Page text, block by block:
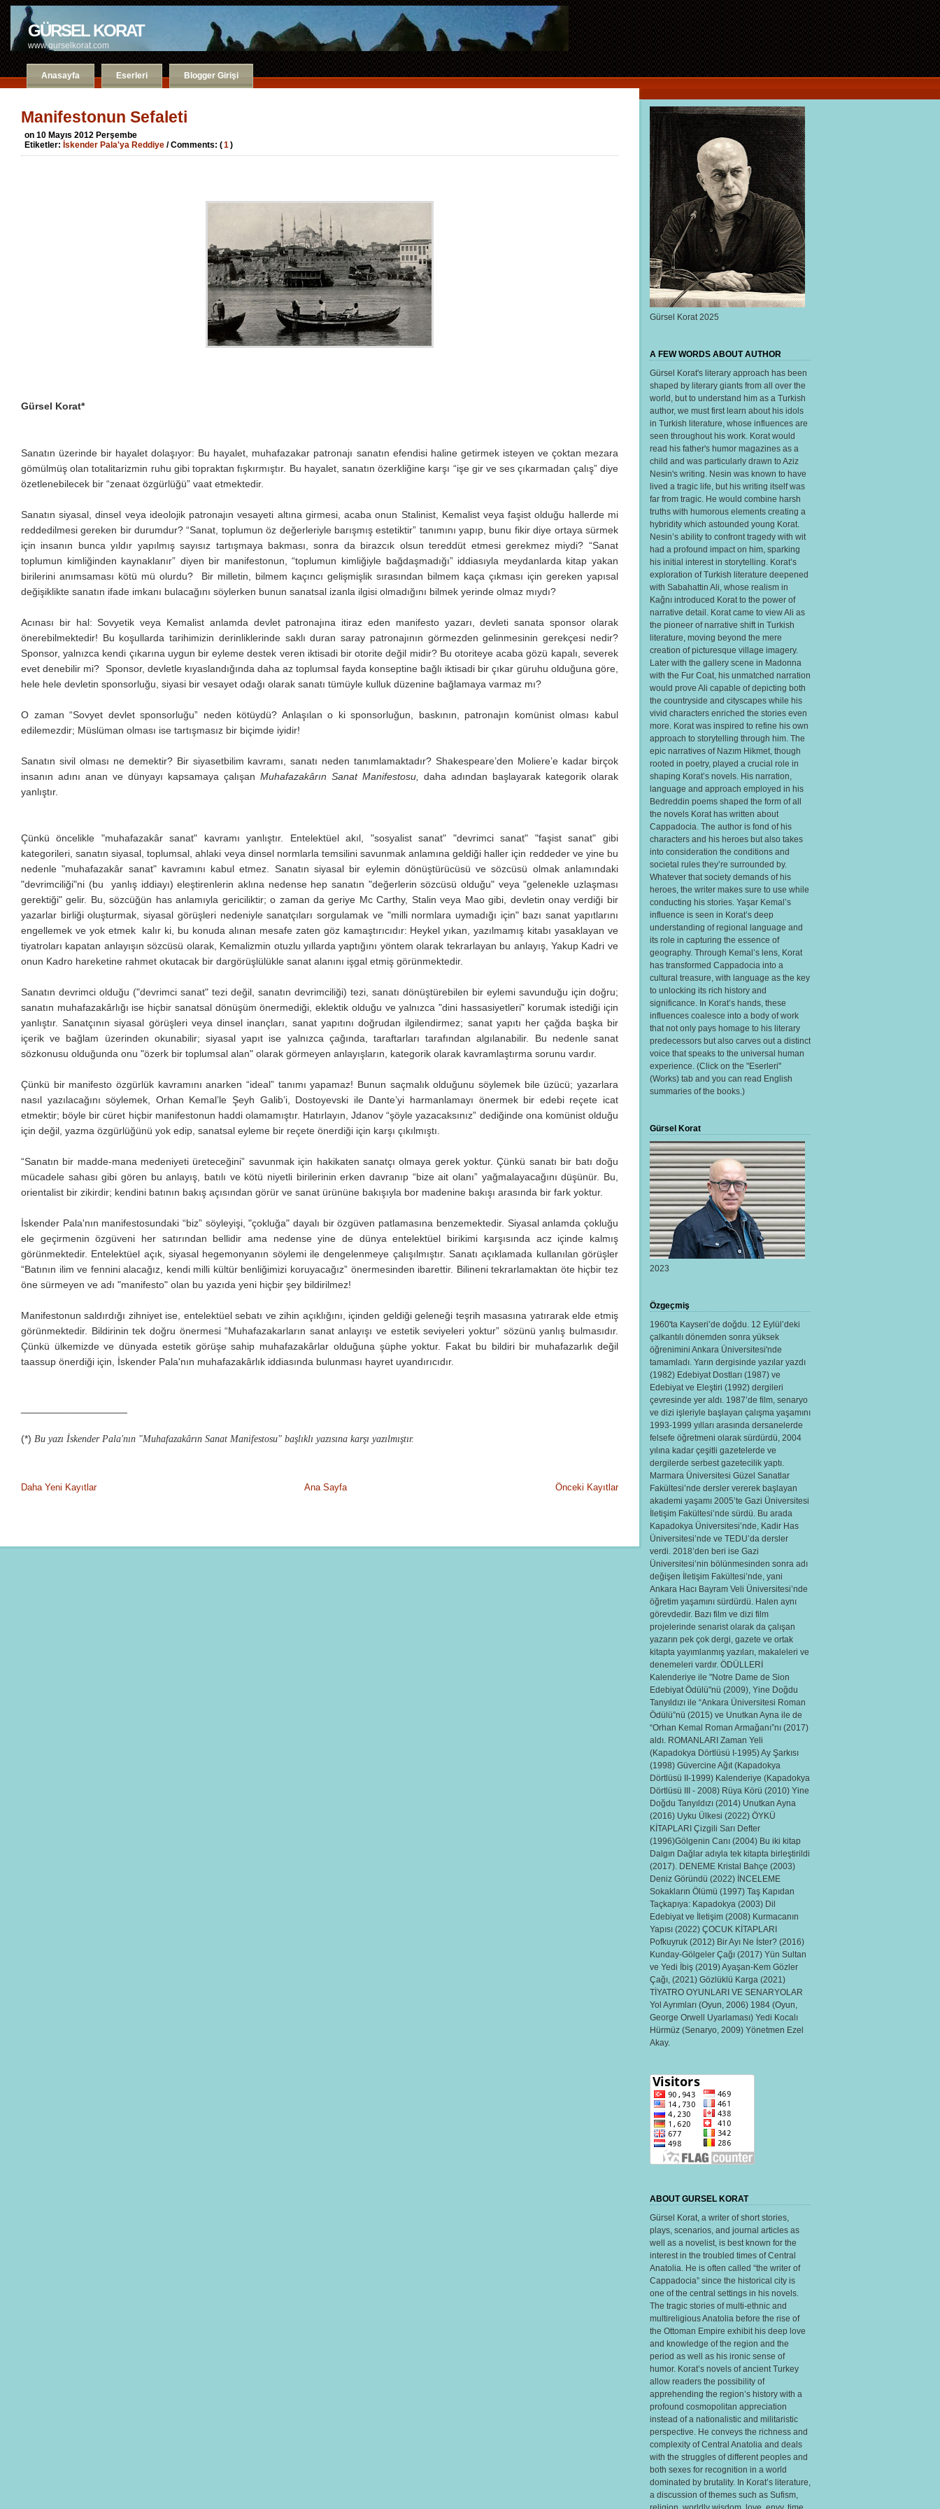
GÜRSEL KORAT
www.gurselkorat.com
Anasayfa Eserleri Blogger Girişi
Manifestonun Sefaleti
on 10 Mayıs 2012 Perşembe
Etiketler: İskender Pala'ya Reddiye / Comments: (1)
Gürsel Korat*
Sanatın üzerinde bir hayalet dolaşıyor: Bu hayalet, muhafazakar patronajı sanatın efendisi haline getirmek isteyen ve çoktan mezara
gömülmüş olan totalitarizmin ruhu gibi topraktan fışkırmıştır. Bu hayalet, sanatın özerkliğine karşı “işe gir ve ses çıkarmadan çalış” diye
özetlenebilecek bir “zenaat özgürlüğü” vaat etmektedir.
Sanatın siyasal, dinsel veya ideolojik patronajın vesayeti altına girmesi, acaba onun Stalinist, Kemalist veya faşist olduğu hallerde mi
reddedilmesi gereken bir durumdur? “Sanat, toplumun öz değerleriyle barışmış estetiktir” tanımını yapıp, bunu fikir diye ortaya sürmek
için insanın bunca yıldır yapılmış sayısız tartışmaya bakması, sonra da birazcık olsun tereddüt etmesi gerekmez miydi? “Sanat
toplumun kimliğinden kaynaklanır” diyen bir manifestonun, “toplumun kimliğiyle bağdaşmadığı” iddiasıyla meydanlarda kitap yakan
birilerini anımsaması kötü mü olurdu? Bir milletin, bilmem kaçıncı gelişmişlik sırasından bilmem kaça çıkması için gereken yapısal
değişiklikte sanatın ifade imkanı bulacağını söylerken bunun sanatsal izanla ilgisi olmadığını bilmek yerinde olmaz mıydı?
Acınası bir hal: Sovyetik veya Kemalist anlamda devlet patronajına itiraz eden manifesto yazarı, devleti sanata sponsor olarak
önerebilmektedir! Bu koşullarda tarihimizin derinliklerinde saklı duran saray patronajının görmezden gelinmesinin gerekçesi nedir?
Sponsor, yalnızca kendi çıkarına uygun bir eyleme destek veren iktisadi bir otorite değil midir? Bu otoriteye acaba gözü kapalı, severek
evet denebilir mi? Sponsor, devletle kıyaslandığında daha az toplumsal fayda konseptine bağlı iktisadi bir çıkar güruhu olduğuna göre,
hele hele devletin sponsorluğu, siyasi bir vesayet odağı olarak sanatı tümüyle kulluk düzenine bağlamaya varmaz mı?
O zaman “Sovyet devlet sponsorluğu” neden kötüydü? Anlaşılan o ki sponsorluğun, baskının, patronajın komünist olması kabul
edilemezdir; Müslüman olması ise tartışmasız bir biçimde iyidir!
Sanatın sivil olması ne demektir? Bir siyasetbilim kavramı, sanatı neden tanımlamaktadır? Shakespeare’den Moliere’e kadar birçok
insanın adını anan ve dünyayı kapsamaya çalışan Muhafazakârın Sanat Manifestosu,
daha adından başlayarak kategorik olarak
yanlıştır.
Çünkü öncelikle "muhafazakâr sanat" kavramı yanlıştır. Entelektüel akıl, "sosyalist sanat" "devrimci sanat" "faşist sanat" gibi
kategorileri, sanatın siyasal, toplumsal, ahlaki veya dinsel normlarla temsilini savunmak anlamına geldiği haller için reddeder ve yine bu
nedenle "muhafazakâr sanat" kavramını kabul etmez. Sanatın siyasal bir eylemin dönüştürücüsü ve sözcüsü olmak anlamındaki
"devrimciliği"ni (bu yanlış iddiayı) eleştirenlerin aklına nedense hep sanatın "değerlerin sözcüsü olduğu" veya "gelenekle uzlaşması
gerektiği" gelir. Bu, sözcüğün has anlamıyla gericiliktir; o zaman da geriye Mc Carthy, Stalin veya Mao gibi, devletin onay verdiği bir
yazarlar birliği oluşturmak, siyasal görüşleri nedeniyle sanatçıları sorgulamak ve "milli normlara uymadığı için" bazı sanat yapıtlarını
engellemek ve yok etmek kalır ki, bu konuda alınan mesafe zaten göz kamaştırıcıdır: Heykel yıkan, yazılmamış kitabı yasaklayan ve
tiyatroları kapatan anlayışın sözcüsü olarak, Kemalizmin otuzlu yıllarda yaptığını yöntem olarak tekrarlayan bu anlayış, Yakup Kadri ve
onun Kadro hareketine rahmet okutacak bir dargörüşlülükle sanat alanını işgal etmiş görünmektedir.
Sanatın devrimci olduğu ("devrimci sanat" tezi değil, sanatın devrimciliği) tezi, sanatı dönüştürebilen bir eylemi savunduğu için doğru;
sanatın muhafazakârlığı ise hiçbir sanatsal dönüşüm önermediği, eklektik olduğu ve yalnızca "dini hassasiyetleri" korumak istediği için
yanlıştır. Sanatçının siyasal görüşleri veya dinsel inançları, sanat yapıtını doğrudan ilgilendirmez; sanat yapıtı her çağda başka bir
içerik ve bağlam üzerinden okunabilir; siyasal yapıt ise yalnızca çağında, taraftarları tarafından algılanabilir. Bu nedenle sanat
sözkonusu olduğunda onu "özerk bir toplumsal alan" olarak görmeyen anlayışların, kategorik olarak kavramlaştırma sorunu vardır.
Çünkü bir manifesto özgürlük kavramını anarken “ideal” tanımı yapamaz! Bunun saçmalık olduğunu söylemek bile üzücü; yazarlara
nasıl yazılacağını söylemek, Orhan Kemal’le Şeyh Galib’i, Dostoyevski ile Dante’yi harmanlamayı önermek bir edebi reçete icat
etmektir; böyle bir cüret hiçbir manifestonun haddi olamamıştır. Hatırlayın, Jdanov “şöyle yazacaksınız” dediğinde ona komünist olduğu
için değil, yazma özgürlüğünü yok edip, sanatsal eyleme bir reçete önerdiği için karşı çıkılmıştı.
“Sanatın bir madde-mana medeniyeti üreteceğini” savunmak için hakikaten sanatçı olmaya gerek yoktur. Çünkü sanatı bir batı doğu
mücadele sahası gibi gören bu anlayış, batılı ve kötü niyetli birilerinin erken davranıp “bize ait olanı” yağmalayacağını düşünür. Bu,
orientalist bir zikirdir; kendini batının bakış açısından görür ve sanat ürününe bakışıyla bor madenine bakışı arasında bir fark yoktur.
İskender Pala'nın manifestosundaki “biz” söyleyişi, "çokluğa" dayalı bir özgüven patlamasına benzemektedir. Siyasal anlamda çokluğu
ele geçirmenin özgüveni her satırından bellidir ama nedense yine de dünya entelektüel birikimi karşısında acz içinde kalmış
görünmektedir. Entelektüel açık, siyasal hegemonyanın söylemi ile dengelenmeye çalışılmıştır. Sanatı açıklamada kullanılan görüşler
“Batının ilim ve fennini alacağız, kendi milli kültür benliğimizi koruyacağız” önermesinden ibarettir. Bilineni tekrarlamaktan öte hiçbir tez
öne sürmeyen ve adı "manifesto" olan bu yazıda yeni hiçbir şey bildirilmez!
Manifestonun saldırdığı zihniyet ise, entelektüel sebatı ve zihin açıklığını, içinden geldiği geleneği teşrih masasına yatırarak elde etmiş
görünmektedir. Bildirinin tek doğru önermesi “Muhafazakarların sanat anlayışı ve estetik seviyeleri yoktur” sözünü yanlış bulmasıdır.
Çünkü ülkemizde ve dünyada estetik görüşe sahip muhafazakârlar olduğuna şüphe yoktur. Fakat bu bildiri bir muhafazarlık değil
taassup önerdiği için, İskender Pala'nın muhafazakârlık iddiasında bulunması hayret uyandırıcıdır.
(*) Bu yazı İskender Pala'nın "Muhafazakârın Sanat Manifestosu" başlıklı yazısına karşı yazılmıştır.
Daha Yeni Kayıtlar Önceki Kayıtlar
Ana Sayfa
Gürsel Korat 2025
A FEW WORDS ABOUT AUTHOR
Gürsel Korat's literary approach has been
shaped by literary giants from all over the
world, but to understand him as a Turkish
author, we must first learn about his idols
in Turkish literature, whose influences are
seen throughout his work. Korat would
read his father's humor magazines as a
child and was particularly drawn to Aziz
Nesin's writing. Nesin was known to have
lived a tragic life, but his writing itself was
far from tragic. He would combine harsh
truths with humorous elements creating a
hybridity which astounded young Korat.
Nesin’s ability to confront tragedy with wit
had a profound impact on him, sparking
his initial interest in storytelling. Korat’s
exploration of Turkish literature deepened
with Sabahattin Ali, whose realism in
Kağnı introduced Korat to the power of
narrative detail. Korat came to view Ali as
the pioneer of narrative shift in Turkish
literature, moving beyond the mere
creation of picturesque village imagery.
Later with the gallery scene in Madonna
with the Fur Coat, his unmatched narration
would prove Ali capable of depicting both
the countryside and cityscapes while his
vivid characters enriched the stories even
more. Korat was inspired to refine his own
approach to storytelling through him. The
epic narratives of Nazım Hikmet, though
rooted in poetry, played a crucial role in
shaping Korat’s novels. His narration,
language and approach employed in his
Bedreddin poems shaped the form of all
the novels Korat has written about
Cappadocia. The author is fond of his
characters and his heroes but also takes
into consideration the conditions and
societal rules they’re surrounded by.
Whatever that society demands of his
heroes, the writer makes sure to use while
conducting his stories. Yaşar Kemal’s
influence is seen in Korat’s deep
understanding of regional language and
its role in capturing the essence of
geography. Through Kemal’s lens, Korat
has transformed Cappadocia into a
cultural treasure, with language as the key
to unlocking its rich history and
significance. In Korat’s hands, these
influences coalesce into a body of work
that not only pays homage to his literary
predecessors but also carves out a distinct
voice that speaks to the universal human
experience. (Click on the "Eserleri"
(Works) tab and you can read English
summaries of the books.)
Gürsel Korat
2023
Özgeçmiş
1960'ta Kayseri’de doğdu. 12 Eylül’deki
çalkantılı dönemden sonra yüksek
öğrenimini Ankara Üniversitesi'nde
tamamladı. Yarın dergisinde yazılar yazdı
(1982) Edebiyat Dostları (1987) ve
Edebiyat ve Eleştiri (1992) dergileri
çevresinde yer aldı. 1987’de film, senaryo
ve dizi işleriyle başlayan çalışma yaşamını
1993-1999 yılları arasında dersanelerde
felsefe öğretmeni olarak sürdürdü, 2004
yılına kadar çeşitli gazetelerde ve
dergilerde serbest gazetecilik yaptı.
Marmara Üniversitesi Güzel Sanatlar
Fakültesi’nde dersler vererek başlayan
akademi yaşamı 2005’te Gazi Üniversitesi
İletişim Fakültesi’nde sürdü. Bu arada
Kapadokya Üniversitesi’nde, Kadir Has
Üniversitesi’nde ve TEDU’da dersler
verdi. 2018’den beri ise Gazi
Üniversitesi’nin bölünmesinden sonra adı
değişen İletişim Fakültesi’nde, yani
Ankara Hacı Bayram Veli Üniversitesi’nde
öğretim yaşamını sürdürdü. Halen aynı
görevdedir. Bazı film ve dizi film
projelerinde senarist olarak da çalışan
yazarın pek çok dergi, gazete ve ortak
kitapta yayımlanmış yazıları, makaleleri ve
denemeleri vardır. ÖDÜLLERİ
Kalenderiye ile "Notre Dame de Sion
Edebiyat Ödülü"nü (2009), Yine Doğdu
Tanyıldızı ile “Ankara Üniversitesi Roman
Ödülü”nü (2015) ve Unutkan Ayna ile de
“Orhan Kemal Roman Armağanı”nı (2017)
aldı. ROMANLARI Zaman Yeli
(Kapadokya Dörtlüsü I-1995) Ay Şarkısı
(1998) Güvercine Ağıt (Kapadokya
Dörtlüsü II-1999) Kalenderiye (Kapadokya
Dörtlüsü III - 2008) Rüya Körü (2010) Yine
Doğdu Tanyıldızı (2014) Unutkan Ayna
(2016) Uyku Ülkesi (2022) ÖYKÜ
KİTAPLARI Çizgili Sarı Defter
(1996)Gölgenin Canı (2004) Bu iki kitap
Dalgın Dağlar adıyla tek kitapta birleştirildi
(2017). DENEME Kristal Bahçe (2003)
Deniz Göründü (2022) İNCELEME
Sokakların Ölümü (1997) Taş Kapıdan
Taçkapıya: Kapadokya (2003) Dil
Edebiyat ve İletişim (2008) Kurmacanın
Yapısı (2022) ÇOCUK KİTAPLARI
Pofkuyruk (2012) Bir Ayı Ne İster? (2016)
Kunday-Gölgeler Çağı (2017) Yün Sultan
ve Yedi İbiş (2019) Ayaşan-Kem Gözler
Çağı, (2021) Gözlüklü Karga (2021)
TİYATRO OYUNLARI VE SENARYOLAR
Yol Ayrımları (Oyun, 2006) 1984 (Oyun,
George Orwell Uyarlaması) Yedi Kocalı
Hürmüz (Senaryo, 2009) Yönetmen Ezel
Akay.
ABOUT GURSEL KORAT
Gürsel Korat, a writer of short stories,
plays, scenarios, and journal articles as
well as a novelist, is best known for the
interest in the troubled times of Central
Anatolia. He is often called “the writer of
Cappadocia” since the historical city is
one of the central settings in his novels.
The tragic stories of multi-ethnic and
multireligious Anatolia before the rise of
the Ottoman Empire exhibit his deep love
and knowledge of the region and the
period as well as his ironic sense of
humor. Korat’s novels of ancient Turkey
allow readers the possibility of
apprehending the region’s history with a
profound cosmopolitan appreciation
instead of a nationalistic and militaristic
perspective. He conveys the richness and
complexity of Central Anatolia and deals
with the struggles of different peoples and
both sexes for recognition in a world
dominated by brutality. In Korat’s literature,
a discussion of themes such as Sufism,